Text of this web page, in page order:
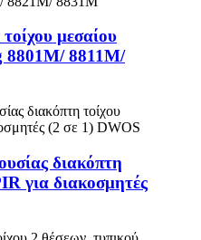
μεσαίου
8801M/ 8811M/
διακόπτη
για διακοσμητές